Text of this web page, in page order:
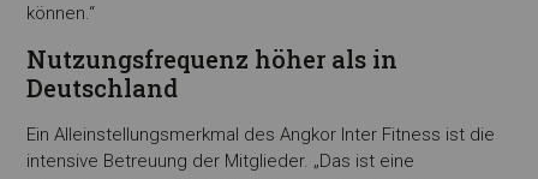
können.“
Nutzungsfrequenz höher als in
Deutschland
Ein Alleinstellungsmerkmal des Angkor Inter Fitness ist die
intensive Betreuung der Mitglieder. „Das ist eine